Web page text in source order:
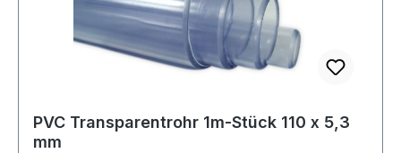
PVC Transparentrohr 1m-Stück 110 x 5,3
mm